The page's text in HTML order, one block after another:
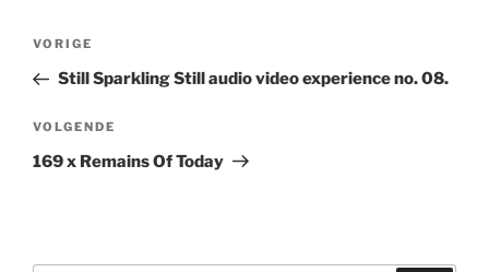
Vorig
bericht
VORIGE
Still Sparkling Still audio video experience no. 08.
Volgend
bericht
VOLGENDE
169 x Remains Of Today